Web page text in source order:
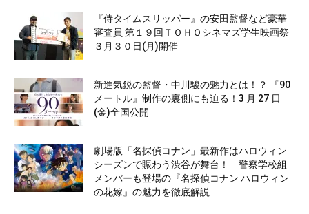
『侍タイムスリッパー』の安田監督など豪華
審査員 第１９回ＴＯＨＯシネマズ学生映画祭
３月３０日(月)開催
新進気鋭の監督・中川駿の魅力とは！？ 『90
メートル』制作の裏側にも迫る！3 月 27 日
(金)全国公開
劇場版「名探偵コナン」最新作はハロウィン
シーズンで賑わう渋谷が舞台！ 警察学校組
メンバーも登場の『名探偵コナン ハロウィン
の花嫁』の魅力を徹底解説